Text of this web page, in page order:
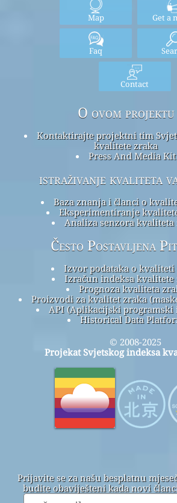
Map Get a
Faq
Contact
O ovom projektu
Kontaktirajte projektni tim
kvalitete zraka
Press And Media Kit
istraživanje kvaliteta
Baza znanja i članci o
Eksperimentiranje
Analiza senzora kvaliteta
Često Postavljena
Izvor podataka o kvaliteti
Izračun indeksa kvalitete
Prognoza kvaliteta
Proizvodi za kvalitet zraka
API (Aplikacijski programski
Historical Data
© 2008-2025
Projekat Svjetskog indeksa
Prijavite se za našu besplatnu
budite obaviješteni kada novi